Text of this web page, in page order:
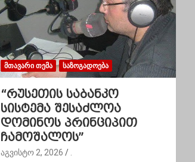
ᲛᲗᲐᲕᲐᲠᲘ ᲗᲔᲛᲐ ᲡᲐᲖᲝᲒᲐᲓᲝᲔᲑᲐ
“რუსეთის საბანკო
სისტემა შესაძლოა
დომინოს პრინციპით
ჩამოშალოს”
აგვისტო 2, 2026